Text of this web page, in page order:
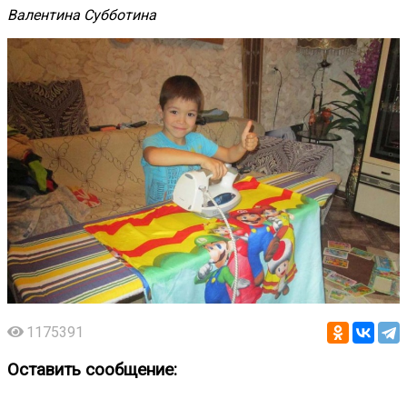
Валентина Субботина
1175391
Оставить сообщение: